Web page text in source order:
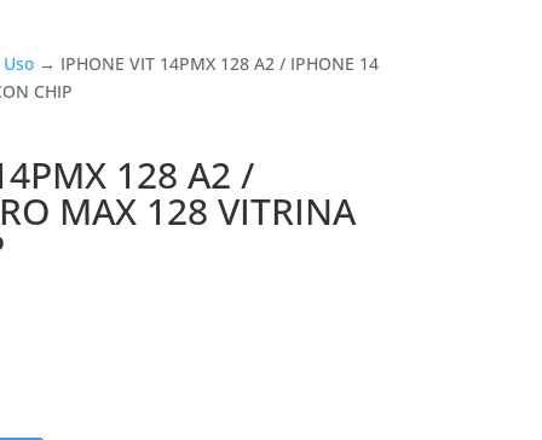
→ IPHONE VIT 14PMX 128 A2 / IPHONE 14
CHIP
128 A2 /
MAX 128 VITRINA